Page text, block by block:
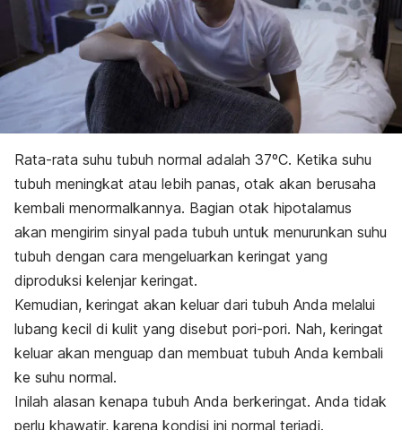
Rata-rata suhu tubuh normal adalah 37ºC. Ketika suhu
tubuh meningkat atau lebih panas, otak akan berusaha
kembali menormalkannya. Bagian otak hipotalamus
akan mengirim sinyal pada tubuh untuk menurunkan suhu
tubuh dengan cara mengeluarkan keringat yang
diproduksi kelenjar keringat.
Kemudian, keringat akan keluar dari tubuh Anda melalui
lubang kecil di kulit yang disebut pori-pori. Nah, keringat
keluar akan menguap dan membuat tubuh Anda kembali
ke suhu normal.
Inilah alasan kenapa tubuh Anda berkeringat. Anda tidak
perlu khawatir, karena kondisi ini normal terjadi.